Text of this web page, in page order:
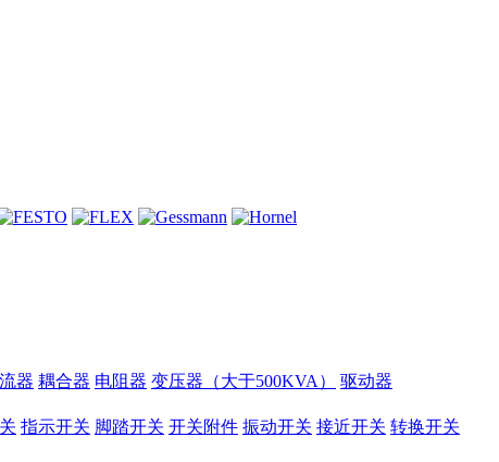
器 耦合器 电阻器 变压器（大于500KVA）
驱动器
指示开关 脚踏开关 开关附件 振动开关 接近开关 转换开关